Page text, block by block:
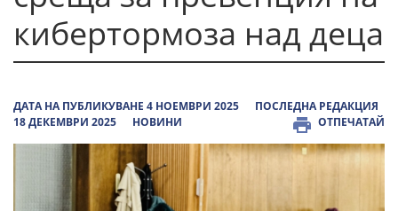
кибертормоза над деца
ДАТА НА ПУБЛИКУВАНЕ 4 НОЕМВРИ 2025
ПОСЛЕДНА РЕДАКЦИЯ
18 ДЕКЕМВРИ 2025
НОВИНИ ОТПЕЧАТАЙ